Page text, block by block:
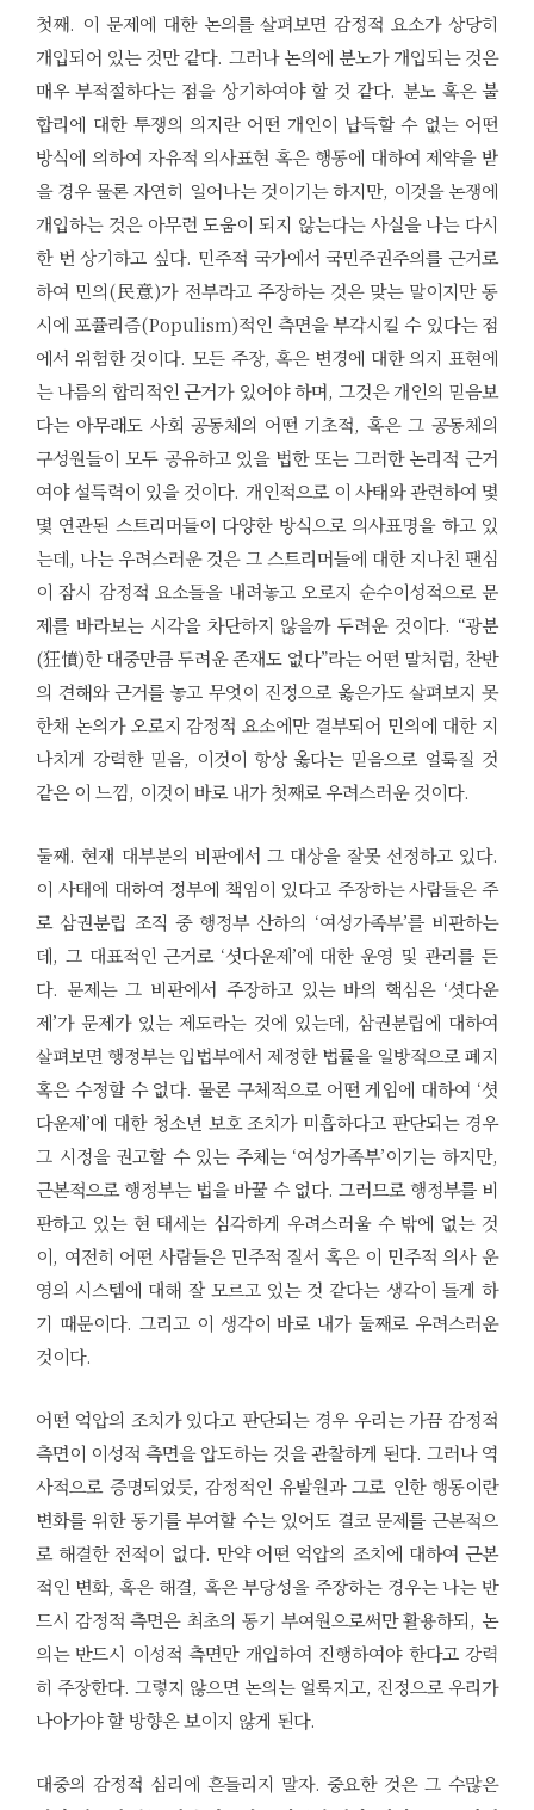
첫째. 이 문제에 대한 논의를 살펴보면 감정적 요소가 상당히
개입되어 있는 것만 같다. 그러나 논의에 분노가 개입되는 것은
매우 부적절하다는 점을 상기하여야 할 것 같다. 분노 혹은 불
합리에 대한 투쟁의 의지란 어떤 개인이 납득할 수 없는 어떤
방식에 의하여 자유적 의사표현 혹은 행동에 대하여 제약을 받
을 경우 물론 자연히 일어나는 것이기는 하지만, 이것을 논쟁에
개입하는 것은 아무런 도움이 되지 않는다는 사실을 나는 다시
한 번 상기하고 싶다. 민주적 국가에서 국민주권주의를 근거로
하여 민의(民意)가 전부라고 주장하는 것은 맞는 말이지만 동
시에 포퓰리즘(Populism)적인 측면을 부각시킬 수 있다는 점
에서 위험한 것이다. 모든 주장, 혹은 변경에 대한 의지 표현에
는 나름의 합리적인 근거가 있어야 하며, 그것은 개인의 믿음보
다는 아무래도 사회 공동체의 어떤 기초적, 혹은 그 공동체의
구성원들이 모두 공유하고 있을 법한 또는 그러한 논리적 근거
여야 설득력이 있을 것이다. 개인적으로 이 사태와 관련하여 몇
몇 연관된 스트리머들이 다양한 방식으로 의사표명을 하고 있
는데, 나는 우려스러운 것은 그 스트리머들에 대한 지나친 팬심
이 잠시 감정적 요소들을 내려놓고 오로지 순수이성적으로 문
제를 바라보는 시각을 차단하지 않을까 두려운 것이다. “광분
(狂憤)한 대중만큼 두려운 존재도 없다”라는 어떤 말처럼, 찬반
의 견해와 근거를 놓고 무엇이 진정으로 옳은가도 살펴보지 못
한채 논의가 오로지 감정적 요소에만 결부되어 민의에 대한 지
나치게 강력한 믿음, 이것이 항상 옳다는 믿음으로 얼룩질 것
같은 이 느낌, 이것이 바로 내가 첫째로 우려스러운 것이다.
둘째. 현재 대부분의 비판에서 그 대상을 잘못 선정하고 있다.
이 사태에 대하여 정부에 책임이 있다고 주장하는 사람들은 주
로 삼권분립 조직 중 행정부 산하의 ‘여성가족부’를 비판하는
데, 그 대표적인 근거로 ‘셧다운제’에 대한 운영 및 관리를 든
다. 문제는 그 비판에서 주장하고 있는 바의 핵심은 ‘셧다운
제’가 문제가 있는 제도라는 것에 있는데, 삼권분립에 대하여
살펴보면 행정부는 입법부에서 제정한 법률을 일방적으로 폐지
혹은 수정할 수 없다. 물론 구체적으로 어떤 게임에 대하여 ‘셧
다운제’에 대한 청소년 보호 조치가 미흡하다고 판단되는 경우
그 시정을 권고할 수 있는 주체는 ‘여성가족부’이기는 하지만,
근본적으로 행정부는 법을 바꿀 수 없다. 그러므로 행정부를 비
판하고 있는 현 태세는 심각하게 우려스러울 수 밖에 없는 것
이, 여전히 어떤 사람들은 민주적 질서 혹은 이 민주적 의사 운
영의 시스템에 대해 잘 모르고 있는 것 같다는 생각이 들게 하
기 때문이다. 그리고 이 생각이 바로 내가 둘째로 우려스러운
것이다.
어떤 억압의 조치가 있다고 판단되는 경우 우리는 가끔 감정적
측면이 이성적 측면을 압도하는 것을 관찰하게 된다. 그러나 역
사적으로 증명되었듯, 감정적인 유발원과 그로 인한 행동이란
변화를 위한 동기를 부여할 수는 있어도 결코 문제를 근본적으
로 해결한 전적이 없다. 만약 어떤 억압의 조치에 대하여 근본
적인 변화, 혹은 해결, 혹은 부당성을 주장하는 경우는 나는 반
드시 감정적 측면은 최초의 동기 부여원으로써만 활용하되, 논
의는 반드시 이성적 측면만 개입하여 진행하여야 한다고 강력
히 주장한다. 그렇지 않으면 논의는 얼룩지고, 진정으로 우리가
나아가야 할 방향은 보이지 않게 된다.
대중의 감정적 심리에 흔들리지 말자. 중요한 것은 그 수많은